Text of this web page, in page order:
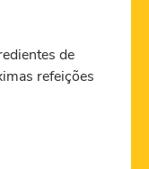
de
refeições